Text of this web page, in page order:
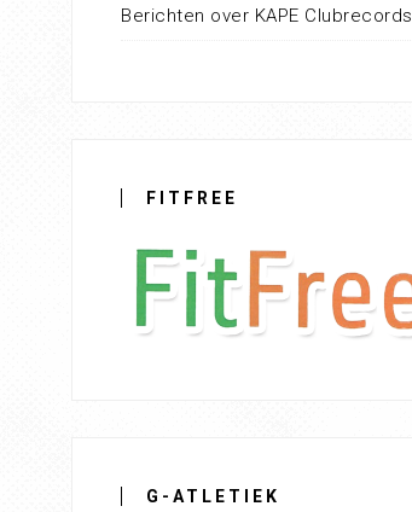
Berichten over KAPE Clubrecords
FITFREE
G-ATLETIEK